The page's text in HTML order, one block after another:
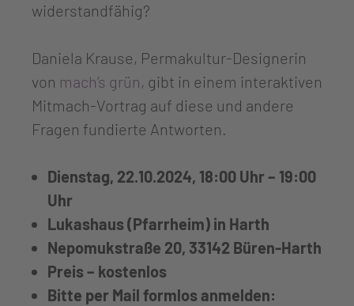
widerstandfähig?
Daniela Krause, Permakultur-Designerin
von mach’s grün, gibt in einem interaktiven
Mitmach-Vortrag auf diese und andere
Fragen fundierte Antworten.
Dienstag, 22.10.2024, 18:00 Uhr – 19:00
Uhr
Lukashaus (Pfarrheim) in Harth
Nepomukstraße 20, 33142 Büren-Harth
Preis – kostenlos
Bitte per Mail formlos anmelden: